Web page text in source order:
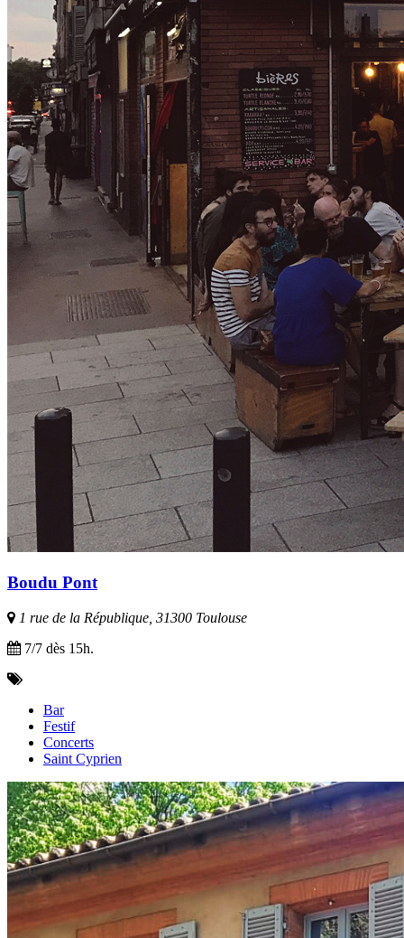
Boudu Pont
1 rue de la République, 31300 Toulouse
7/7 dès 15h.
Bar
Festif
Concerts
Saint Cyprien